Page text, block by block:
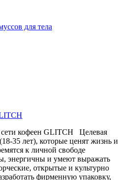
для тела
кофеен GLITCH Целевая
35 лет), которые ценят жизнь и
к личной свободе
энергичны и умеют выражать
открытые и культурно
фирменную упаковку,